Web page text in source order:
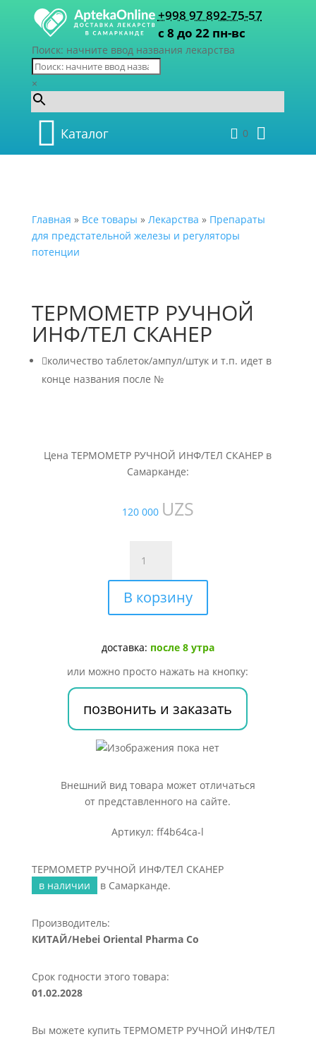
+998 97 892-75-57
с 8 до 22 пн-вс
Поиск: начните ввод названия лекарства
×
Каталог 0
Главная » Все товары » Лекарства » Препараты
для предстательной железы и регуляторы
потенции
ТЕРМОМЕТР РУЧНОЙ
ИНФ/ТЕЛ СКАНЕР
количество таблеток/ампул/штук и т.п. идет в
конце названия после №
Цена ТЕРМОМЕТР РУЧНОЙ ИНФ/ТЕЛ СКАНЕР в
Самарканде:
120 000 UZS
товара
ТЕРМОМЕТР
РУЧНОЙ
ИНФ/
СКАНЕР
В корзину
доставка: после 8 утра
или можно просто нажать на кнопку:
позвонить и заказать
Внешний вид товара может отличаться
от представленного на сайте.
Артикул: ff4b64ca-l
ТЕРМОМЕТР РУЧНОЙ ИНФ/ТЕЛ СКАНЕР
в наличии
в Самарканде.
Производитель:
КИТАЙ/Hebei Oriental Pharma Co
Срок годности этого товара:
01.02.2028
Вы можете купить ТЕРМОМЕТР РУЧНОЙ ИНФ/ТЕЛ